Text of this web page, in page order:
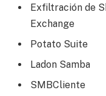
Exfiltración de
Exchange
Potato Suite
Ladon Samba
SMBCliente